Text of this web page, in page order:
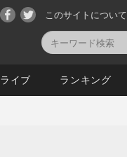
このサイトについて
ライブ ランキング